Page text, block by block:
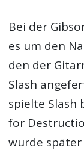
Bei der
es um den
den der
Slash
spielte Slash
for
wurde